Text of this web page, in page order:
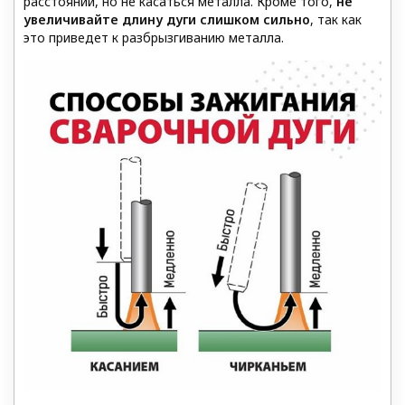
увеличивайте длину дуги слишком сильно, так как
это приведет к разбрызгиванию металла.